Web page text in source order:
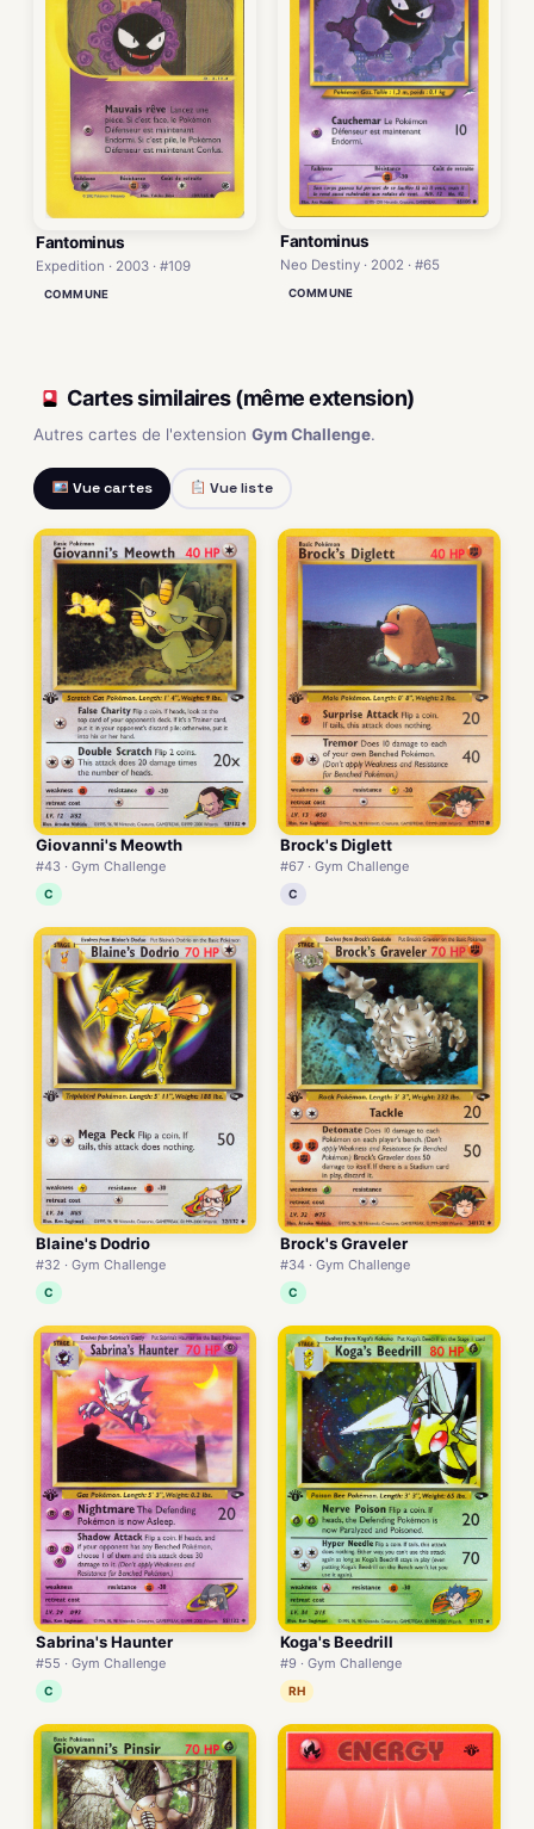
Fantominus
Expedition · 2003 · #109
COMMUNE
Fantominus
Neo Destiny · 2002 · #65
COMMUNE
Cartes similaires (même extension)
Autres cartes de l'extension Gym Challenge.
Vue cartes Vue liste
Giovanni's Meowth
#43 · Gym Challenge
C
Brock's Diglett
#67 · Gym Challenge
C
Blaine's Dodrio
#32 · Gym Challenge
C
Brock's Graveler
#34 · Gym Challenge
C
Sabrina's Haunter
#55 · Gym Challenge
C
Koga's Beedrill
#9 · Gym Challenge
RH